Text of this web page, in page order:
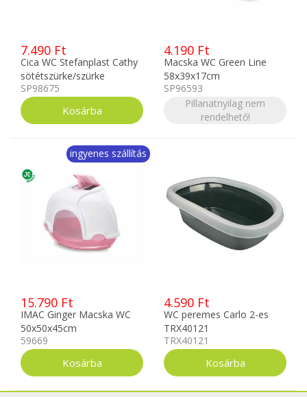
7.490 Ft
Cica WC Stefanplast Cathy
sötétszürke/szürke
56x40x40cm
SP98675
4.190 Ft
Macska WC Green Line
58x39x17cm
Sötétkék/szürke
SP96593
Pillanatnyilag nem
rendelhető!
ingyenes szállítás
15.790 Ft
IMAC Ginger Macska WC
50x50x45cm
59669
4.590 Ft
WC peremes Carlo 2-es
TRX40121
TRX40121